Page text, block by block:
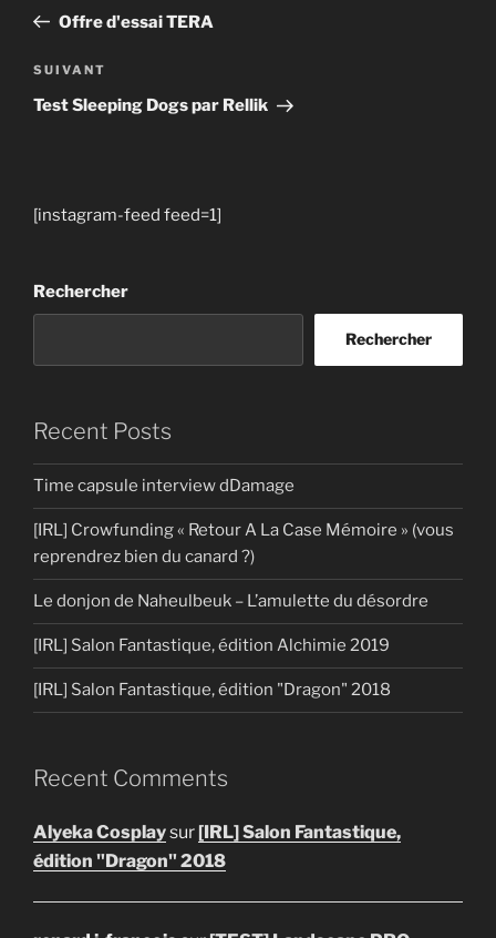
l’article
précédent
Offre d'essai TERA
Article
suivant
SUIVANT
Test Sleeping Dogs par Rellik
[instagram-feed feed=1]
Rechercher
Rechercher
Recent Posts
Time capsule interview dDamage
[IRL] Crowfunding « Retour A La Case Mémoire » (vous
reprendrez bien du canard ?)
Le donjon de Naheulbeuk – L’amulette du désordre
[IRL] Salon Fantastique, édition Alchimie 2019
[IRL] Salon Fantastique, édition "Dragon" 2018
Recent Comments
Alyeka Cosplaysur[IRL] Salon Fantastique,
édition "Dragon" 2018